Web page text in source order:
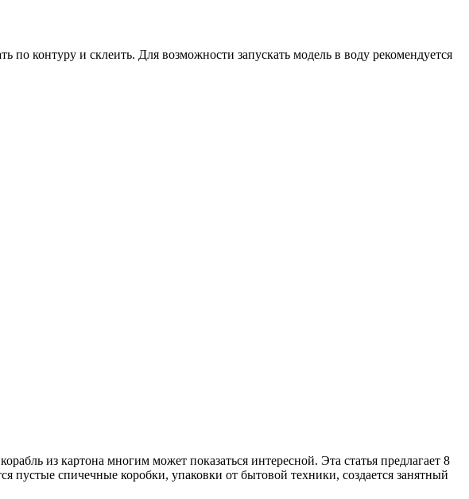
по контуру и склеить. Для возможности запускать модель в воду рекомендуется
из картона многим может показаться интересной. Эта статья предлагает 8
пустые спичечные коробки, упаковки от бытовой техники, создается занятный